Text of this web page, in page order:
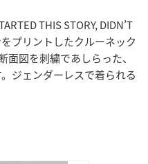
THIS STORY, DIDN’T
プリントしたクルーネック
図を刺繍であしらった、
ジェンダーレスで着られる